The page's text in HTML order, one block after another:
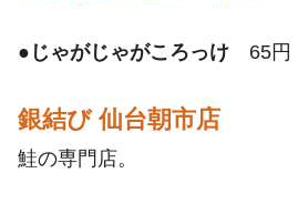
● じゃがじゃがころっけ 65円
銀結び 仙台朝市店
鮭の専門店。